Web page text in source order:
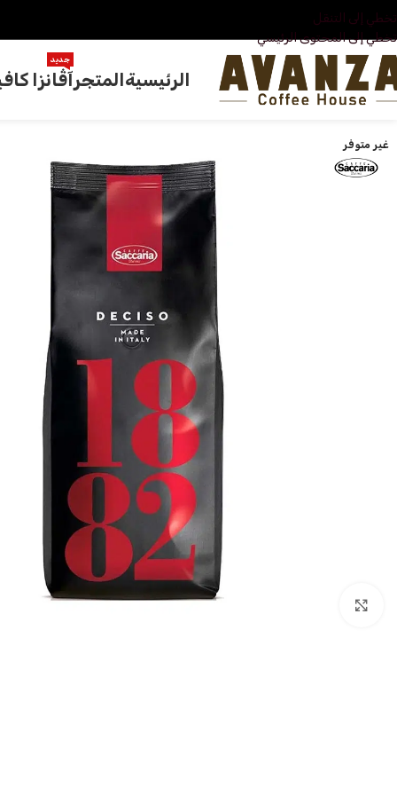
تخطي إلى التنقل
تخطي إلى المحتوى الرئيسي
الرئيسيةالمتجرآڤانزا
جديد
غير متوفر